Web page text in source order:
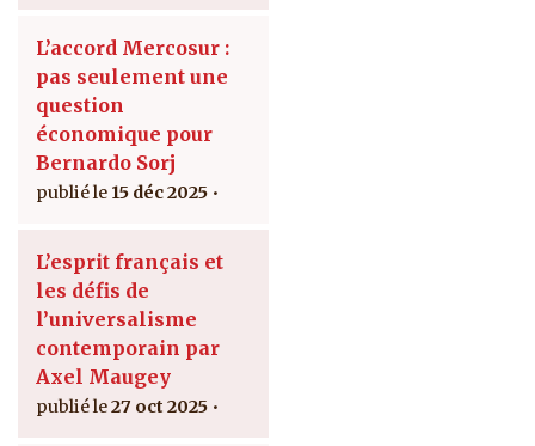
L’accord Mercosur :
pas seulement une
question
économique pour
Bernardo Sorj
15 déc 2025
L’esprit français et
les défis de
l’universalisme
contemporain par
Axel Maugey
27 oct 2025